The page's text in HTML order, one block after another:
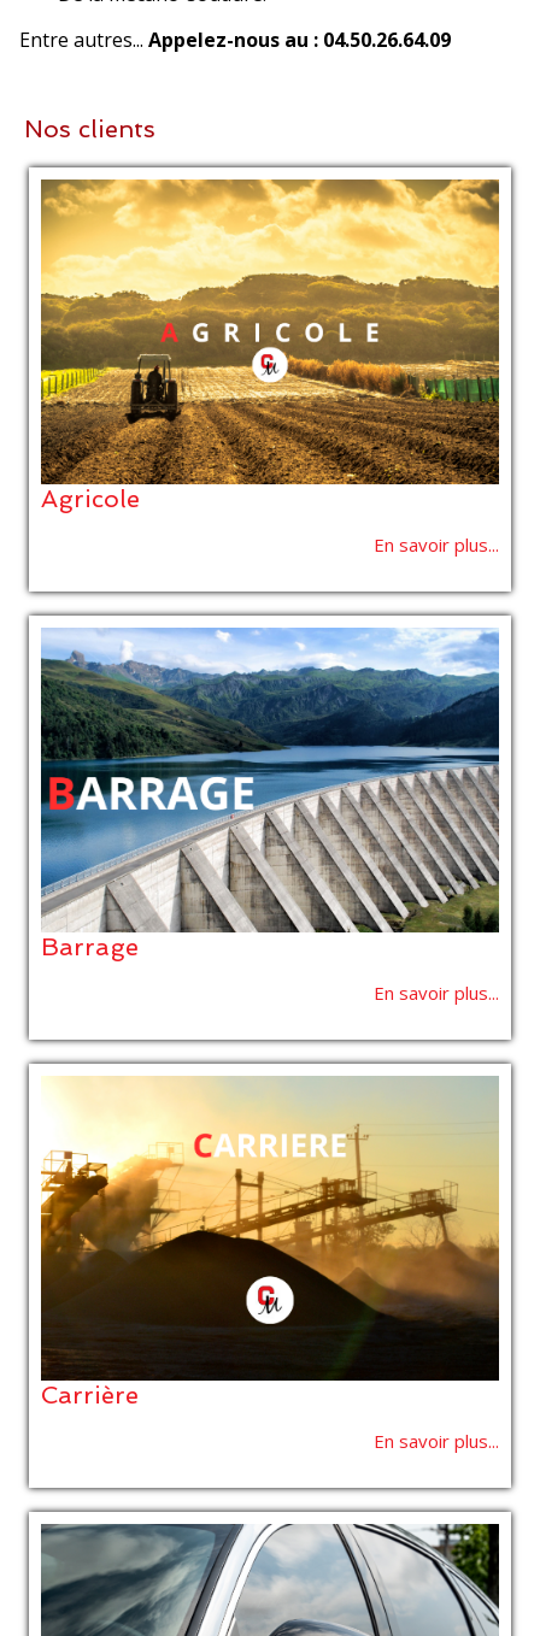
Entre autres... Appelez-nous au : 04.50.26.64.09
Nos clients
Agricole
En savoir plus...
Barrage
En savoir plus...
Carrière
En savoir plus...